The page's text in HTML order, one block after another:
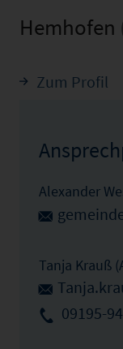
Hemhofen
Zum Profil
Alexander
Tanja Krauß
09195-